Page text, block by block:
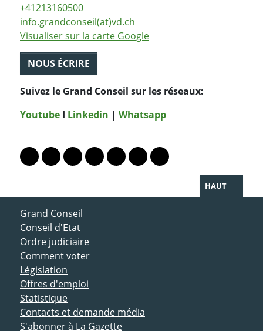
+41213160500
info.grandconseil(at)vd.ch
Visualiser sur la carte Google
NOUS ÉCRIRE
Suivez le Grand Conseil sur les réseaux:
Youtube I Linkedin | Whatsapp
Lien vers le profil Mastodon
Lien vers le profil Bluesky
Lien vers le profil Instagram
Lien vers le profil Linkedin
Lien vers le profil Facebook
Lien vers le profil Twitter
Partager par WhatsApp
HAUT
ACCÈS DIRECT
Grand Conseil
Conseil d'Etat
Ordre judiciaire
Comment voter
Législation
Offres d'emploi
Statistique
Contacts et demande média
S'abonner à La Gazette